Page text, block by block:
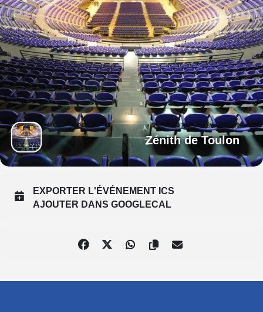
Zénith de Toulon
EXPORTER L'ÉVÉNEMENT ICS
AJOUTER DANS GOOGLECAL